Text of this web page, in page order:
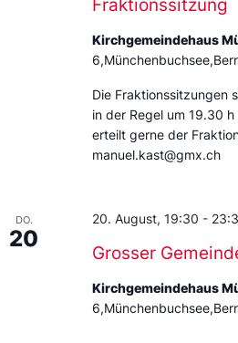
Fraktionssitzung
Kirchgemeindehaus
Die Fraktionssitzungen
in der Regel um 19.30
erteilt gerne der
manuel.kast@gmx.ch
DO.
20
Grosser
20. August, 19:30 -
Kirchgemeindehaus